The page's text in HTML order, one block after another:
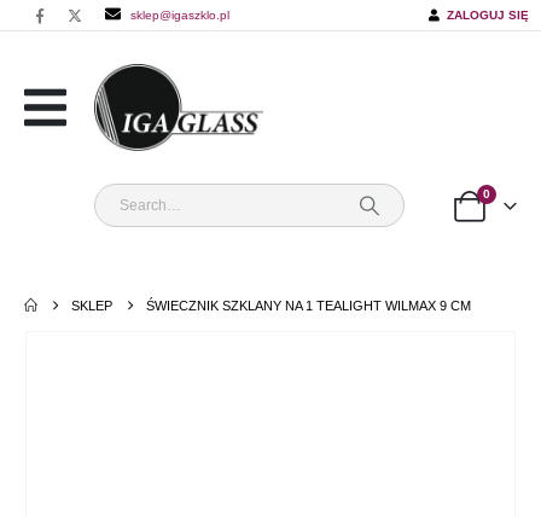
sklep@igaszklo.pl ZALOGUJ SIĘ
0
SKLEP ŚWIECZNIK SZKLANY NA 1 TEALIGHT WILMAX 9 CM